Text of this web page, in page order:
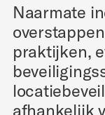
Naarmate
praktijken,
afhankelijk